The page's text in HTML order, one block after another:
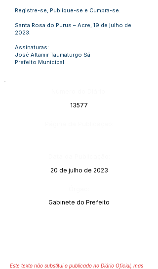
Registre-se, Publique-se e Cumpra-se.
Santa Rosa do Purus – Acre, 19 de julho de
2023.
Assinaturas:
José Altamir Taumaturgo Sá
Prefeito Municipal
13577
20 de julho de 2023
Gabinete do Prefeito
Este texto não substitui o publicado no Diário Oficial, mas